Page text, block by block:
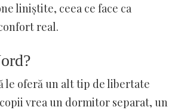
liniștite, ceea ce face ca
real.
le oferă un alt tip de libertate
vrea un dormitor separat, un